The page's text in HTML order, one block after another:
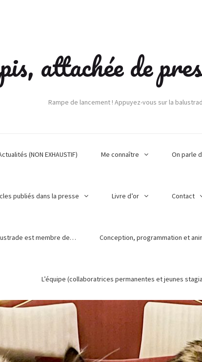
attachée de
Rampe de lancement ! Appuyez-vous sur la
(NON EXHAUSTIF) Me connaître On parle
publiés dans la presse Livre d’or Contact
est membre de… Conception, programmation et
L’équipe (collaboratrices permanentes et jeunes